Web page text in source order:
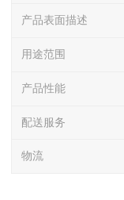
产品表面描述
用途范围
产品性能
配送服务
物流